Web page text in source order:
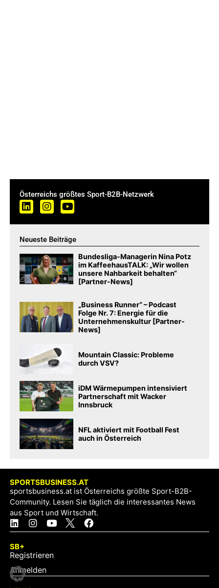
Österreichs größtes Sport-B2B-Netzwerk
Neueste Beiträge
Bundesliga-Managerin Nina Potz
im KaffeehausTALK: „Wir wollen
unsere Nahbarkeit behalten“
[Partner-News]
„Business Runner“ – Podcast
Folge Nr. 7: Energie für die
Unternehmenskultur [Partner-
News]
Mountain Classic: Probleme
durch VSV?
iDM Wärmepumpen intensiviert
Partnerschaft mit Wacker
Innsbruck
NFL aktiviert mit Football Fest
auch in Österreich
SPORTSBUSINESS.AT
sportsbusiness.at ist Österreichs größte Sport-B2B-
Community. Lesen Sie täglich die interessantes News
aus Sport und Wirtschaft.
SB+
Registrieren
Anmelden